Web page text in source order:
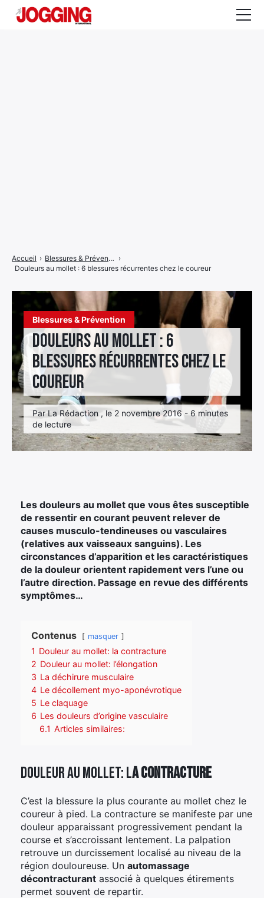
Blessures & Prévention
Douleurs au mollet : 6
blessures récurrentes chez le
coureur
Par La Rédaction , le 2 novembre 2016 - 6 minutes
de lecture
Accueil › Blessures & Prévention ›
Douleurs au mollet : 6 blessures récurrentes chez le coureur
Les douleurs au mollet que vous êtes susceptible
de ressentir en courant peuvent relever de
causes musculo-tendineuses ou vasculaires
(relatives aux vaisseaux sanguins). Les
circonstances d’apparition et les caractéristiques
de la douleur orientent rapidement vers l’une ou
l’autre direction. Passage en revue des différents
symptômes…
Contenus masquer
1 Douleur au mollet: la contracture
2 Douleur au mollet: l’élongation
3 La déchirure musculaire
4 Le décollement myo-aponévrotique
5 Le claquage
6 Les douleurs d’origine vasculaire
6.1 Articles similaires:
Douleur au mollet: la contracture
C’est la blessure la plus courante au mollet chez le
coureur à pied. La contracture se manifeste par une
douleur apparaissant progressivement pendant la
course et s’accroissant lentement. La palpation
retrouve un durcissement localisé au niveau de la
région douloureuse. Un automassage
décontracturant associé à quelques étirements
permet souvent de repartir.
menu
Élément
menu
Élément
de
menu